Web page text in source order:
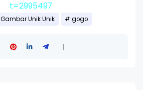
t=2995497
Gambar Unik Unik gogo